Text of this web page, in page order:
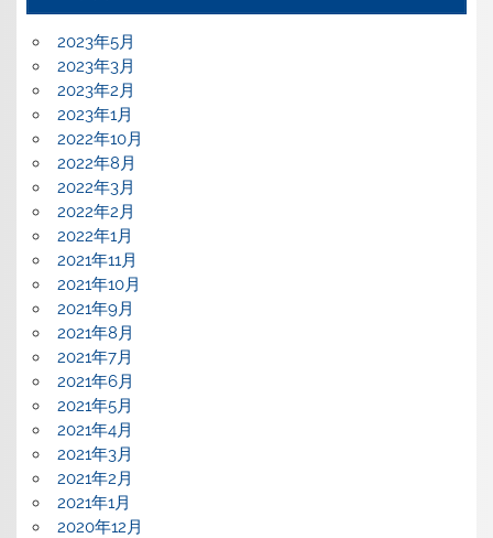
2023年5月
2023年3月
2023年2月
2023年1月
2022年10月
2022年8月
2022年3月
2022年2月
2022年1月
2021年11月
2021年10月
2021年9月
2021年8月
2021年7月
2021年6月
2021年5月
2021年4月
2021年3月
2021年2月
2021年1月
2020年12月